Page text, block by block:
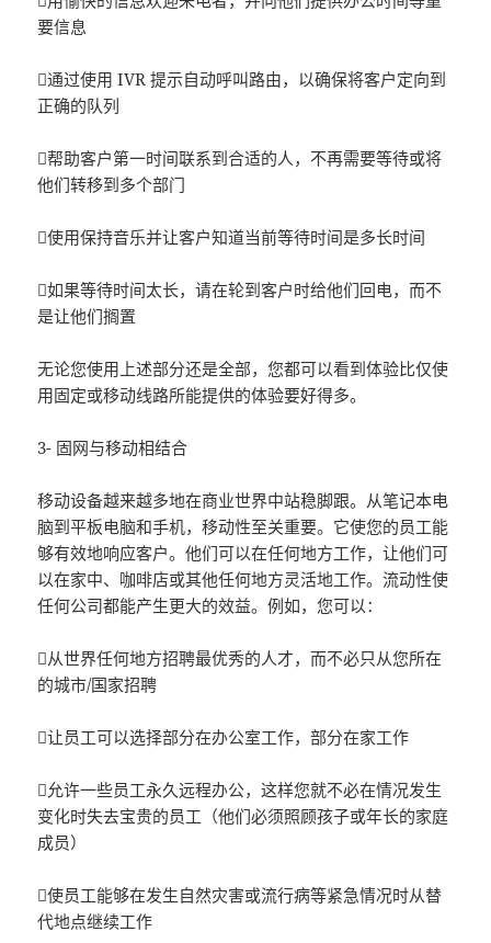
要信息
通过使用 IVR 提示自动呼叫路由，以确保将客户定向到
正确的队列
帮助客户第一时间联系到合适的人，不再需要等待或将
他们转移到多个部门
使用保持音乐并让客户知道当前等待时间是多长时间
如果等待时间太长，请在轮到客户时给他们回电，而不
是让他们搁置
无论您使用上述部分还是全部，您都可以看到体验比仅使
用固定或移动线路所能提供的体验要好得多。
3- 固网与移动相结合
移动设备越来越多地在商业世界中站稳脚跟。从笔记本电
脑到平板电脑和手机，移动性至关重要。它使您的员工能
够有效地响应客户。他们可以在任何地方工作，让他们可
以在家中、咖啡店或其他任何地方灵活地工作。流动性使
任何公司都能产生更大的效益。例如，您可以：
从世界任何地方招聘最优秀的人才，而不必只从您所在
的城市/国家招聘
让员工可以选择部分在办公室工作，部分在家工作
允许一些员工永久远程办公，这样您就不必在情况发生
变化时失去宝贵的员工（他们必须照顾孩子或年长的家庭
成员）
使员工能够在发生自然灾害或流行病等紧急情况时从替
代地点继续工作